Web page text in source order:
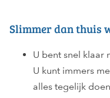
Slimmer dan thuis
U bent snel klaar
U kunt immers
alles tegelijk